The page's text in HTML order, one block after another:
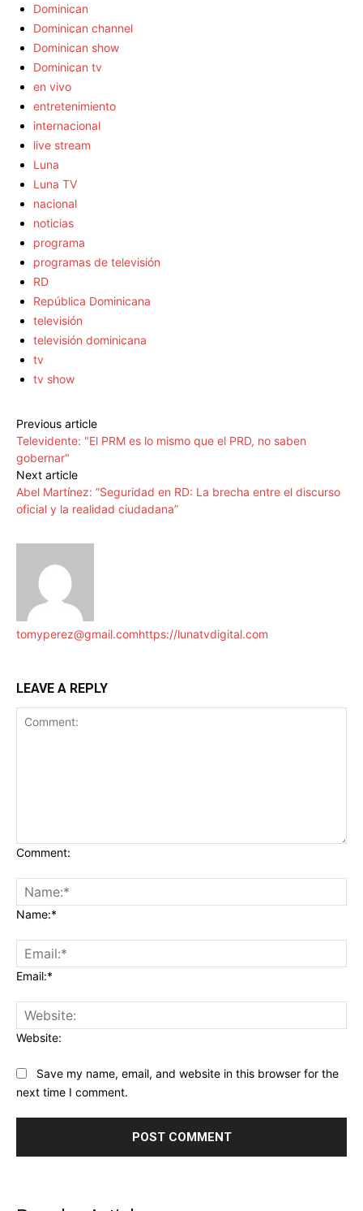
Dominican
Dominican channel
Dominican show
Dominican tv
en vivo
entretenimiento
internacional
live stream
Luna
Luna TV
nacional
noticias
programa
programas de televisión
RD
República Dominicana
televisión
televisión dominicana
tv
tv show
Previous article
Televidente: "El PRM es lo mismo que el PRD, no saben
gobernar"
Next article
Abel Martínez: ”Seguridad en RD: La brecha entre el discurso
oficial y la realidad ciudadana”
tomyperez@gmail.comhttps://lunatvdigital.com
LEAVE A REPLY
Comment:
Name:*
Email:*
Website:
Save my name, email, and website in this browser for the
next time I comment.